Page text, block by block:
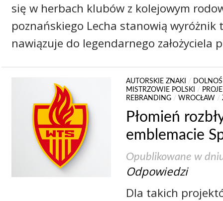
się w herbach klubów z kolejowym
poznańskiego Lecha stanowią wyróżnik
nawiązuje do legendarnego założyciela
AUTORSKIE ZNAKI /
MISTRZOWIE POLSKI
/
REBRANDING/ WROCŁAW /
Płomień
emblemacie
Opublikowane w
Odpowiedzi
Dla takich